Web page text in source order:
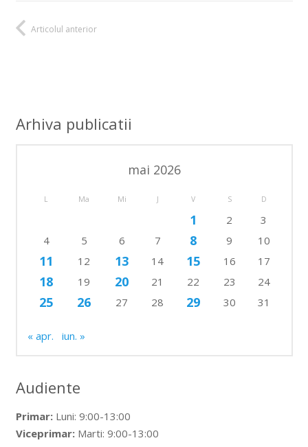
Articolul anterior
Arhiva publicatii
mai 2026
L Ma Mi J V S D
1 2
3
4
5 6 7 8 9 10
11 12 13 14 15 16 17
18 19 20 21 22 23 24
25 26 27 28 29 30 31
« apr. iun. »
Audiente
Primar:Luni: 9:00-13:00
Viceprimar:Marti: 9:00-13:00